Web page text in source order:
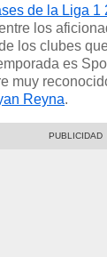
de la Liga 1
los
los clubes
es
muy
Reyna.